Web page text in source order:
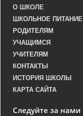
О ШКОЛЕ
ШКОЛЬНОЕ ПИТАНИЕ
РОДИТЕЛЯМ
УЧАЩИМСЯ
УЧИТЕЛЯМ
КОНТАКТЫ
ИСТОРИЯ ШКОЛЫ
КАРТА САЙТА
Следуйте за нами